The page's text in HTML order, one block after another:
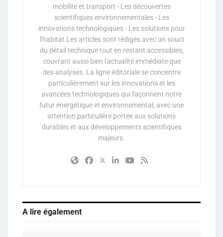
mobilité et transport - Les découvertes
scientifiques environnementales - Les
innovations technologiques - Les solutions pour
l'habitat Les articles sont rédigés avec un souci
du détail technique tout en restant accessibles,
couvrant aussi bien l'actualité immédiate que
des analyses. La ligne éditoriale se concentre
particulièrement sur les innovations et les
avancées technologiques qui façonnent notre
futur énergétique et environnemental, avec une
attention particulière portée aux solutions
durables et aux développements scientifiques
majeurs.
A lire également